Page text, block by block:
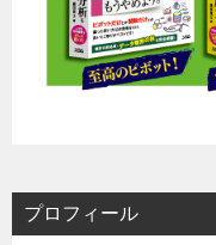
プロフィール